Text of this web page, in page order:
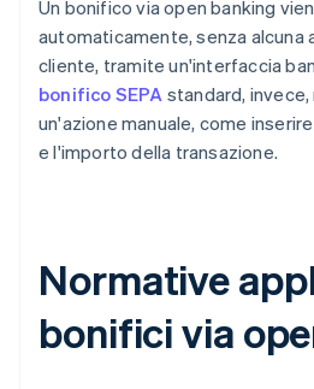
Un bonifico via open banking
automaticamente, senza alcuna
cliente, tramite un'interfaccia
bonifico SEPA standard,
un'azione manuale, come
e l'importo della transazione.
Normative
bonifici via